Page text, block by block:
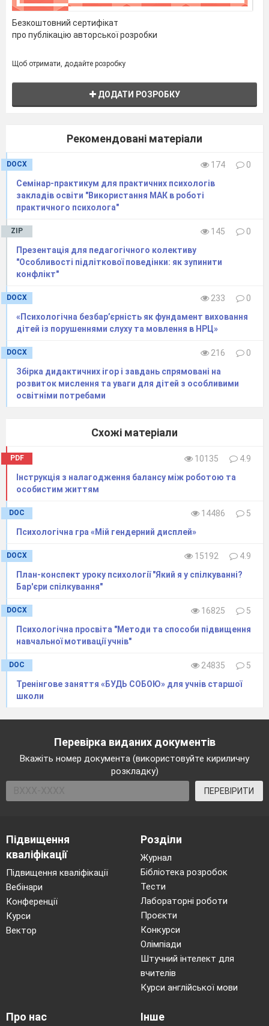
Безкоштовний сертифікат
про публікацію авторської розробки
Щоб отримати, додайте розробку
ДОДАТИ РОЗРОБКУ
Рекомендовані матеріали
DOCX 174
0
Семінар-практикум для практичних психологів
закладів освіти "Використання МАК в роботі
практичного психолога"
ZIP 145
0
Презентація для педагогічного колективу
"Особливості підліткової поведінки: як зупинити
конфлікт"
DOCX 233
0
«Психологічна безбар’єрність як фундамент виховання
дітей із порушеннями слуху та мовлення в НРЦ»
DOCX 216
0
Збірка дидактичних ігор і завдань спрямовані на
розвиток мислення та уваги для дітей з особливими
освітніми потребами
Схожі матеріали
PDF 10135
4.9
Інструкція з налагодження балансу між роботою та
особистим життям
DOC 14486
5
Психологічна гра «Мій гендерний дисплей»
DOCX 15192
4.9
План-конспект уроку психології "Який я у спілкуванні?
Бар'єри спілкування"
DOCX 16825
5
Психологічна просвіта "Методи та способи підвищення
навчальної мотивації учнів"
DOC 24835
5
Тренінгове заняття «БУДЬ СОБОЮ» для учнів старшої
школи
Перевірка виданих документів
Вкажіть номер документа (використовуйте кириличну
розкладку)
ПЕРЕВІРИТИ
Підвищення
кваліфікації
Підвищення кваліфікації
Вебінари
Конференції
Курси
Вектор
Розділи
Журнал
Бібліотека розробок
Тести
Лабораторні роботи
Проєкти
Конкурси
Олімпіади
Штучний інтелект для
вчителів
Курси англійської мови
Про нас Інше